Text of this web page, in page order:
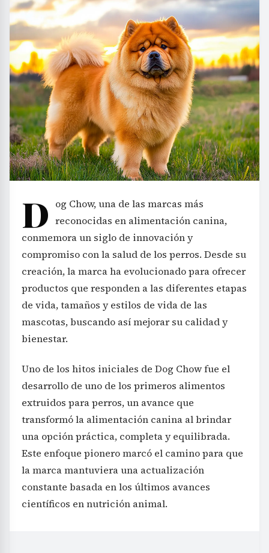
D og Chow, una de las marcas más
reconocidas en alimentación canina,
conmemora un siglo de innovación y
compromiso con la salud de los perros. Desde su
creación, la marca ha evolucionado para ofrecer
productos que responden a las diferentes etapas
de vida, tamaños y estilos de vida de las
mascotas, buscando así mejorar su calidad y
bienestar.
Uno de los hitos iniciales de Dog Chow fue el
desarrollo de uno de los primeros alimentos
extruidos para perros, un avance que
transformó la alimentación canina al brindar
una opción práctica, completa y equilibrada.
Este enfoque pionero marcó el camino para que
la marca mantuviera una actualización
constante basada en los últimos avances
científicos en nutrición animal.